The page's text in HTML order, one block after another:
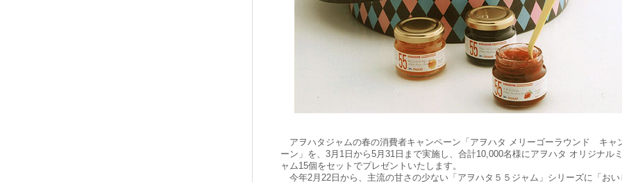
アヲハタジャムの春の消費者キャンペーン「アヲハタ メリーゴーラウンド キャ
ーン」を、3月1日から5月31日まで実施し、合計10,000名様にアヲハタ オリジナル
ャム15個をセットでプレゼントいたします。
今年2月22日から、主流の甘さの少ない「アヲハタ５５ジャム」シリーズに「おい